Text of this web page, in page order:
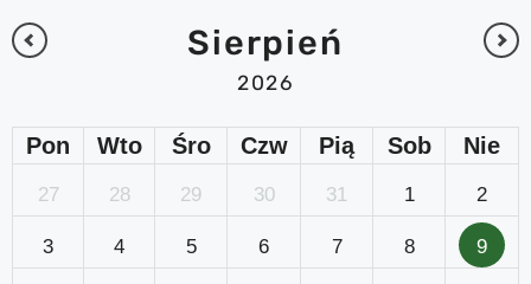
Sierpień
2026
Pon Wto Śro Czw Pią Sob Nie
27 28 29 30 31 1 2
3 4 5 6 7 8 9